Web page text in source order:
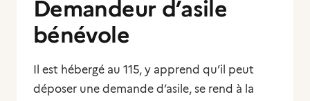
Demandeur d’asile
bénévole
Il est hébergé au 115, y apprend qu’il peut
déposer une demande d’asile, se rend à la